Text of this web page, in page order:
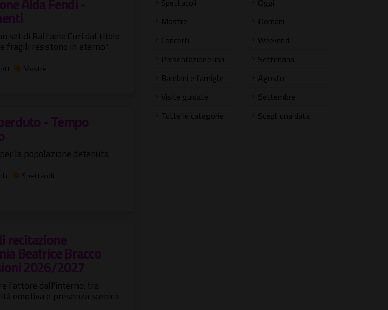
set di Raffaele Curi dal titolo
fragili resistono in eterno"
ott Mostre
- Tempo
la popolazione detenuta
Spettacoli
recitazione
Beatrice Bracco
2026/2027
l'attore dall'interno: tra
emotiva e presenza scenica
Spettacoli
Mostre
Concerti
Presentazione libri
Bambini e famiglie
Visite guidate
Tutte le categorie
Oggi
Domani
Weekend
Settimana
Agosto
Settembre
Scegli una data